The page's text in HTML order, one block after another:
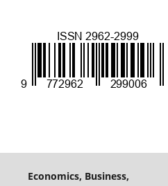
Economics, Business,